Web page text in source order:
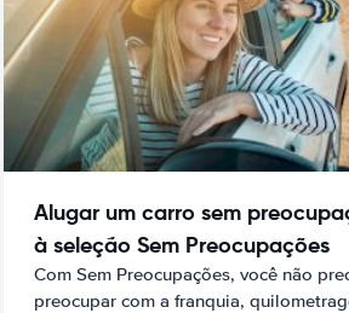
Alugar um carro sem
à seleção Sem Preocupações
Com Sem Preocupações, você não
preocupar com a franquia,